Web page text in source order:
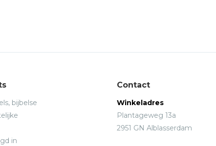
bijbelse
in
Contact
Winkeladres
Plantageweg 13a
2951 GN Alblasserdam